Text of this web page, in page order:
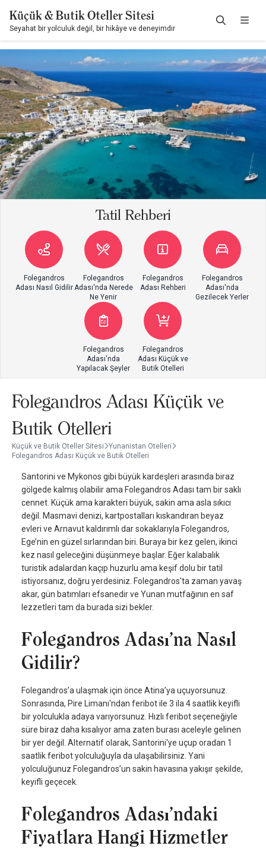
Küçük & Butik Oteller Sitesi
Seyahat bir yolculuk değil, bir hikâye ve deneyimdir
Tatil Rehberi
Folegandros
Adası Nasıl Gidilir
Folegandros
Adası'nda Nerede
Ne Yenir
Folegandros
Adası Rehberi
Folegandros
Adası'nda
Gezilecek Yerler
Folegandros
Adası'nda
Yapılacak Şeyler
Folegandros
Adası Küçük ve
Butik Otelleri
Folegandros Adası Küçük ve
Butik Otelleri
Küçük ve Butik Oteller Sitesi
Yunanistan Otelleri
Folegandros Adası Küçük ve Butik Otelleri
Santorini ve Mykonos gibi büyük kardeşleri arasında biraz
gölgede kalmış olabilir ama Folegandros Adası tam bir saklı
cennet. Küçük ama karakteri büyük, sakin ama asla sıkıcı
değil. Masmavi denizi, kartpostalları kıskandıran beyaz
evleri ve Arnavut kaldırımlı dar sokaklarıyla Folegandros,
Ege’nin en güzel sırlarından biri. Buraya bir kez gelen, ikinci
kez nasıl geleceğini düşünmeye başlar. Eğer kalabalık
turistik adalardan kaçıp huzurlu ama keşif dolu bir tatil
istiyorsanız, doğru yerdesiniz. Folegandros'ta zaman yavaş
akar, gün batımları efsanedir ve Yunan mutfağının en saf
lezzetleri tam da burada sizi bekler.
Folegandros Adası’na Nasıl
Gidilir?
Folegandros’a ulaşmak için önce Atina’ya uçuyorsunuz.
Sonrasında, Pire Limanı'ndan feribot ile 3 ila 4 saatlik keyifli
bir yolculukla adaya varıyorsunuz. Hızlı feribot seçeneğiyle
süre biraz daha kısalıyor ama zaten burası aceleyle gelinen
bir yer değil. Alternatif olarak, Santorini'ye uçup oradan 1
saatlik feribot yolculuğuyla da ulaşabilirsiniz. Yani
yolculuğunuz Folegandros’un sakin havasına yakışır şekilde,
keyifli geçecek.
Folegandros Adası’ndaki
Fiyatlara Hangi Hizmetler